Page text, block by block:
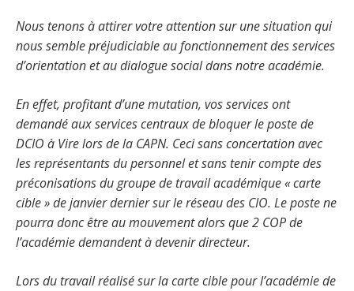
Nous tenons à attirer votre attention sur une situation qui
nous semble préjudiciable au fonctionnement des services
d’orientation et au dialogue social dans notre académie.
En effet, profitant d’une mutation, vos services ont
demandé aux services centraux de bloquer le poste de
DCIO à Vire lors de la CAPN. Ceci sans concertation avec
les représentants du personnel et sans tenir compte des
préconisations du groupe de travail académique « carte
cible » de janvier dernier sur le réseau des CIO. Le poste ne
pourra donc être au mouvement alors que 2 COP de
l’académie demandent à devenir directeur.
Lors du travail réalisé sur la carte cible pour l’académie de